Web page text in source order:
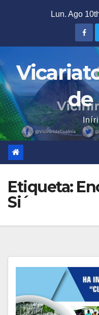
Lun. Ago
de
Etiqueta:
Si´